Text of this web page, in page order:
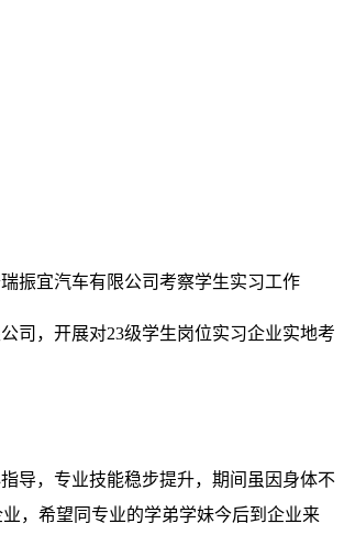
振宜汽车有限公司考察学生实习工作
司，开展对23级学生岗位实习企业实地考
导，专业技能稳步提升，期间虽因身体不
，希望同专业的学弟学妹今后到企业来